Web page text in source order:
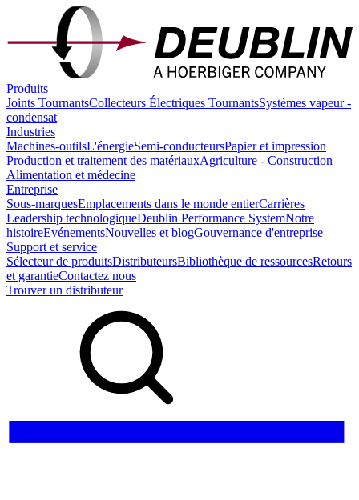
Produits
Joints TournantsCollecteurs Électriques TournantsSystèmes vapeur -
condensat
Industries
Machines-outilsL'énergieSemi-conducteursPapier et impression
Production et traitement des matériauxAgriculture - Construction
Alimentation et médecine
Entreprise
Sous-marquesEmplacements dans le monde entierCarrières
Leadership technologiqueDeublin Performance SystemNotre
histoireEvénementsNouvelles et blogGouvernance d'entreprise
Support et service
Sélecteur de produitsDistributeursBibliothèque de ressourcesRetours
et garantieContactez nous
Trouver un distributeur